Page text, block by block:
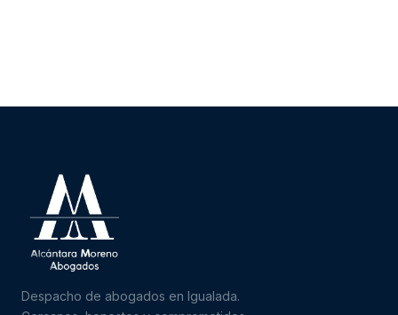
Despacho de abogados en Igualada.